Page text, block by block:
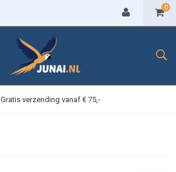
0
Gratis verzending vanaf € 75,-